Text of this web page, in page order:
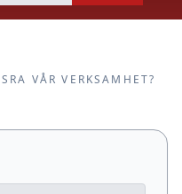
VÅR VERKSAMHET?